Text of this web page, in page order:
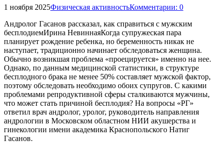
1 ноября 2025Физическая активностьКомментарии: 0
Андролог Гасанов рассказал, как справиться с мужским
бесплодиемИрина НевиннаяКогда супружеская пара
планирует рождение ребенка, но беременность никак не
наступает, традиционно начинает обследоваться женщина.
Обычно возникшая проблема «проецируется» именно на нее.
Однако, по данным медицинской статистики, в структуре
бесплодного брака не менее 50% составляет мужской фактор,
поэтому обследовать необходимо обоих супругов. С какими
проблемами репродуктивной сферы сталкиваются мужчины,
что может стать причиной бесплодия? На вопросы «РГ»
ответил врач андролог, уролог, руководитель направления
андрологии в Московском областном НИИ акушерства и
гинекологии имени академика Краснопольского Натиг
Гасанов.